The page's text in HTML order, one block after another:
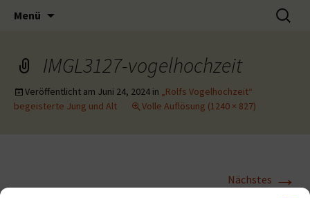
Muse e.V.
Musik-Förderverein für musikalisches
Menü
Suchen
nach:
IMGL3127-vogelhochzeit
Veröffentlicht am Juni 24, 2024 in „Rolfs Vogelhochzeit“
begeisterte Jung und Alt
Volle Auflösung (1240 × 827)
Nächstes →